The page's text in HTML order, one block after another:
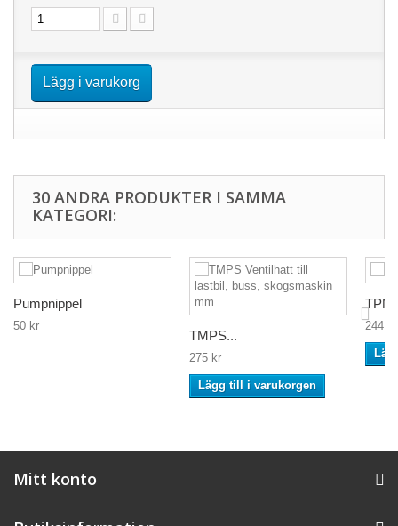
Lägg i varukorg
30 ANDRA PRODUKTER I SAMMA
KATEGORI:
Pumpnippel
50 kr
TMPS...
275 kr
Lägg till i varukorgen
244 kr
Mitt konto